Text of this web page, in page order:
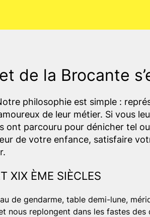
de la Brocante
philosophie est simple :
de leur métier. Si vous
ont parcouru pour dénicher tel
de votre enfance, satisfaire
XIX ÈME SIÈCLES
de gendarme, table demi-lune,
replongent dans les fastes des